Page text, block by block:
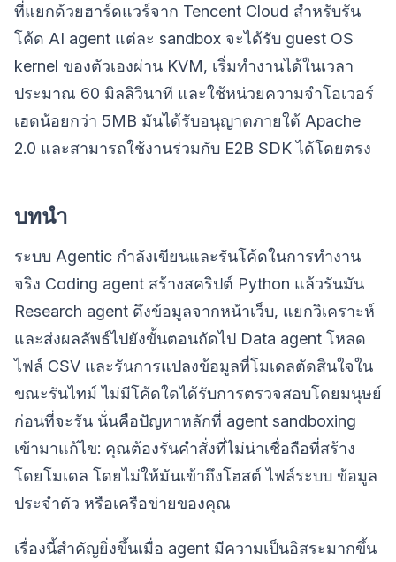
ที่แยกด้วยฮาร์ดแวร์จาก Tencent Cloud สำหรับรัน
โค้ด AI agent แต่ละ sandbox จะได้รับ guest OS
kernel ของตัวเองผ่าน KVM, เริ่มทำงานได้ในเวลา
ประมาณ 60 มิลลิวินาที และใช้หน่วยความจำโอเวอร์
เฮดน้อยกว่า 5MB มันได้รับอนุญาตภายใต้ Apache
2.0 และสามารถใช้งานร่วมกับ E2B SDK ได้โดยตรง
บทนำ
ระบบ Agentic กำลังเขียนและรันโค้ดในการทำงาน
จริง Coding agent สร้างสคริปต์ Python แล้วรันมัน
Research agent ดึงข้อมูลจากหน้าเว็บ, แยกวิเคราะห์
และส่งผลลัพธ์ไปยังขั้นตอนถัดไป Data agent โหลด
ไฟล์ CSV และรันการแปลงข้อมูลที่โมเดลตัดสินใจใน
ขณะรันไทม์ ไม่มีโค้ดใดได้รับการตรวจสอบโดยมนุษย์
ก่อนที่จะรัน นั่นคือปัญหาหลักที่ agent sandboxing
เข้ามาแก้ไข: คุณต้องรันคำสั่งที่ไม่น่าเชื่อถือที่สร้าง
โดยโมเดล โดยไม่ให้มันเข้าถึงโฮสต์ ไฟล์ระบบ ข้อมูล
ประจำตัว หรือเครือข่ายของคุณ
เรื่องนี้สำคัญยิ่งขึ้นเมื่อ agent มีความเป็นอิสระมากขึ้น